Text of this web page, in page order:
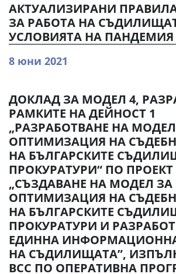
АКТУАЛИЗИРАНИ
ЗА РАБОТА НА
УСЛОВИЯТА НА ПАНДЕМИЯ
8 юни 2021
ДОКЛАД ЗА МОДЕЛ 4,
РАМКИТЕ НА ДЕЙНОСТ 1
„РАЗРАБОТВАНЕ НА
ОПТИМИЗАЦИЯ НА
НА БЪЛГАРСКИТЕ
ПРОКУРАТУРИ“ ПО ПРОЕКТ
„СЪЗДАВАНЕ НА МОДЕЛ ЗА
ОПТИМИЗАЦИЯ НА
НА БЪЛГАРСКИТЕ
ПРОКУРАТУРИ И
ЕДИННА
НА СЪДИЛИЩАТА”,
ВСС ПО ОПЕРАТИВНА